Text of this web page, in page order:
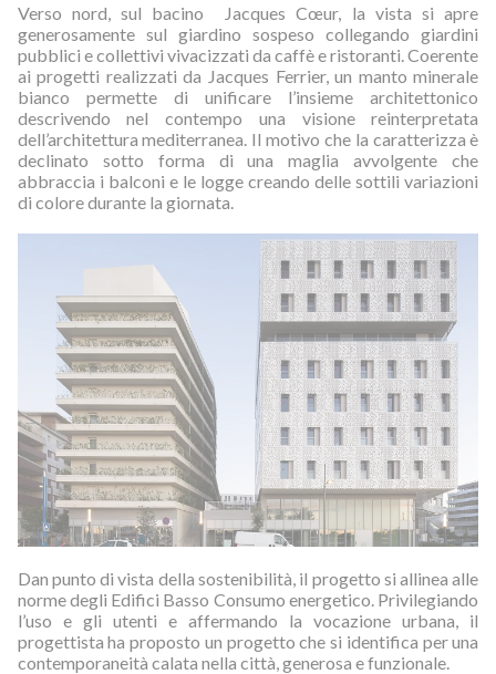
Verso nord, sul bacino Jacques Cœur, la vista si apre
generosamente sul giardino sospeso collegando giardini
pubblici e collettivi vivacizzati da caffè e ristoranti. Coerente
ai progetti realizzati da Jacques Ferrier, un manto minerale
bianco permette di unificare l’insieme architettonico
descrivendo nel contempo una visione reinterpretata
dell’architettura mediterranea. Il motivo che la caratterizza è
declinato sotto forma di una maglia avvolgente che
abbraccia i balconi e le logge creando delle sottili variazioni
di colore durante la giornata.
Dan punto di vista della sostenibilità, il progetto si allinea alle
norme degli Edifici Basso Consumo energetico. Privilegiando
l’uso e gli utenti e affermando la vocazione urbana, il
progettista ha proposto un progetto che si identifica per una
contemporaneità calata nella città, generosa e funzionale.